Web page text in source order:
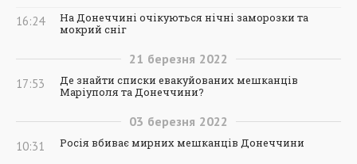
16:24
На Донеччині очікуються нічні заморозки та
мокрий сніг
21 березня 2022
17:53
Де знайти списки евакуйованих мешканців
Маріуполя та Донеччини?
03 березня 2022
10:31 Росія вбиває мирних мешканців Донеччини